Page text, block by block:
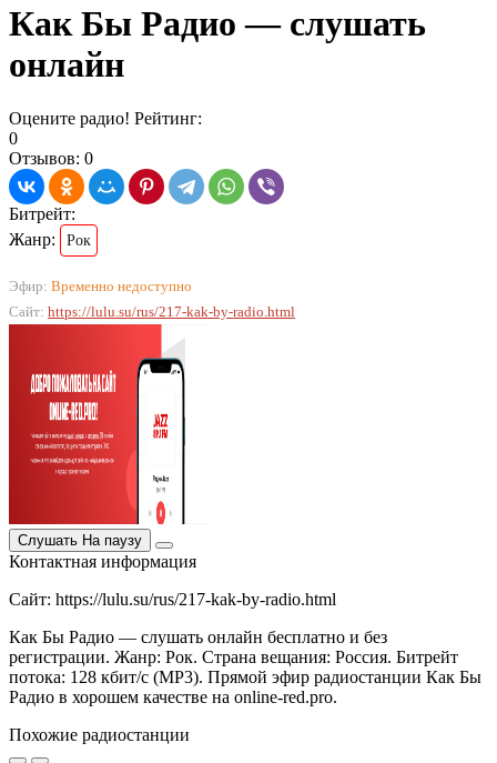
Как Бы Радио — слушать
онлайн
Оцените радио! Рейтинг:
0
Отзывов: 0
Битрейт:
Жанр:
Рок
Эфир: Временно недоступно
Сайт: https://lulu.su/rus/217-kak-by-radio.html
Слушать На паузу
Контактная информация
Сайт: https://lulu.su/rus/217-kak-by-radio.html
Как Бы Радио — слушать онлайн бесплатно и без
регистрации. Жанр: Рок. Страна вещания: Россия. Битрейт
потока: 128 кбит/с (MP3). Прямой эфир радиостанции Как Бы
Радио в хорошем качестве на online-red.pro.
Похожие радиостанции